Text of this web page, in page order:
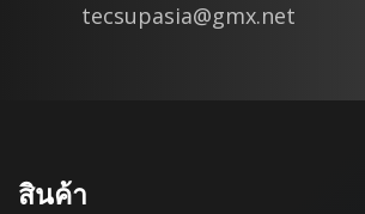
tecsupasia@gmx.net
สินค้า